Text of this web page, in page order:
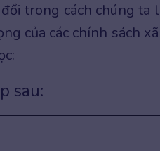
trong cách chúng ta
của các chính sách
sau: